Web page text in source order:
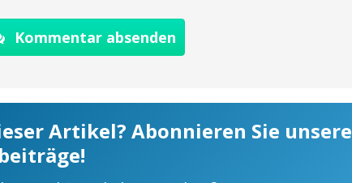
Kommentar absenden
Artikel? Abonnieren Sie unsere